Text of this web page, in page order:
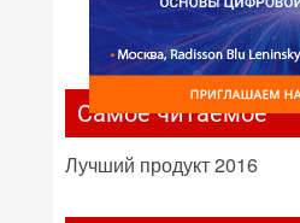
Самое читаемое
Лучший продукт 2016